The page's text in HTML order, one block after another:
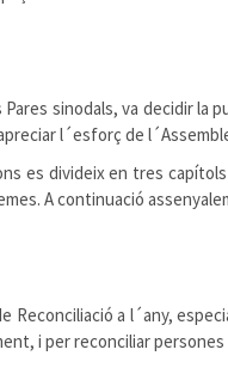
Pares sinodals, va decidir
l´esforç de
es divideix en tres
A continuació
Reconciliació a l´any,
i per reconciliar